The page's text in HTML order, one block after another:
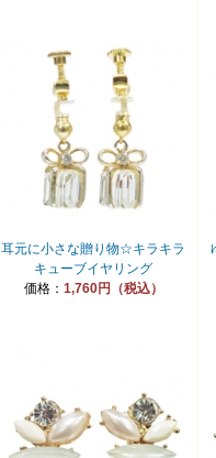
耳元に小さな贈り物☆キラキラ
キューブイヤリング
価格： 1,760円（税込）